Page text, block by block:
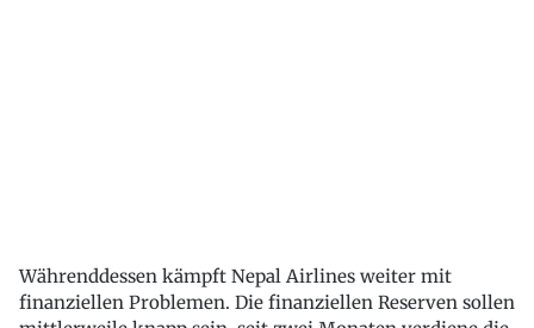
Währenddessen kämpft Nepal Airlines weiter mit
finanziellen Problemen. Die finanziellen Reserven sollen